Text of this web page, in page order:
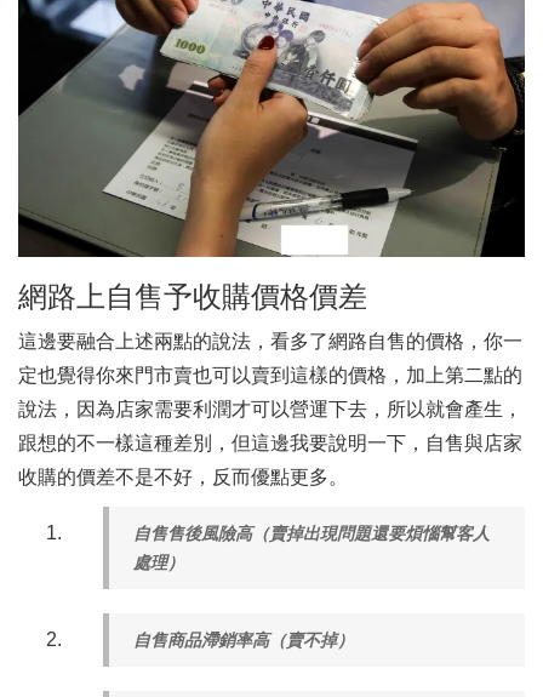
網路上自售予收購價格價差
這邊要融合上述兩點的說法，看多了網路自售的價格，你一
定也覺得你來門市賣也可以賣到這樣的價格，加上第二點的
說法，因為店家需要利潤才可以營運下去，所以就會產生，
跟想的不一樣這種差別，但這邊我要說明一下，自售與店家
收購的價差不是不好，反而優點更多。
自售售後風險高（賣掉出現問題還要煩惱幫客人
處理）
自售商品滯銷率高（賣不掉）